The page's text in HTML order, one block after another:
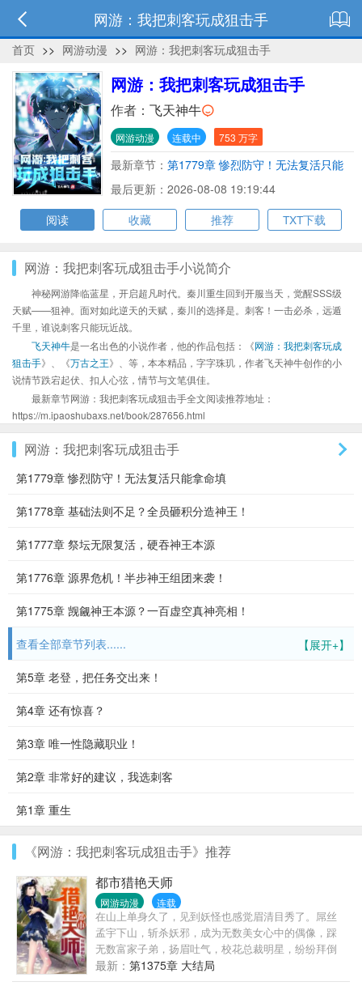
网游：我把刺客玩成狙击手
首页 >> 网游动漫 >> 网游：我把刺客玩成狙击手
网游：我把刺客玩成狙击手
作者： 飞天神牛
网游动漫 连载中 753 万字
最新章节： 第1779章 惨烈防守！无法复活只能
拿命填
最后更新：2026-08-08 19:19:44
阅读
收藏 推荐 TXT下载
网游：我把刺客玩成狙击手小说简介
神秘网游降临蓝星，开启超凡时代。秦川重生回到开服当天，觉醒SSS级
天赋——狙神。面对如此逆天的天赋，秦川的选择是。刺客！一击必杀，远遁
千里，谁说刺客只能玩近战。
飞天神牛是一名出色的小说作者，他的作品包括：《网游：我把刺客玩成
狙击手》、《万古之王》、等，本本精品，字字珠玑，作者飞天神牛创作的小
说情节跌宕起伏、扣人心弦，情节与文笔俱佳。
最新章节网游：我把刺客玩成狙击手全文阅读推荐地址：
https://m.ipaoshubaxs.net/book/287656.html
网游：我把刺客玩成狙击手
第1779章 惨烈防守！无法复活只能拿命填
第1778章 基础法则不足？全员砸积分造神王！
第1777章 祭坛无限复活，硬吞神王本源
第1776章 源界危机！半步神王组团来袭！
第1775章 觊觎神王本源？一百虚空真神亮相！
【展开+】
查看全部章节列表......
第5章 老登，把任务交出来！
第4章 还有惊喜？
第3章 唯一性隐藏职业！
第2章 非常好的建议，我选刺客
第1章 重生
《网游：我把刺客玩成狙击手》推荐
都市猎艳天师
网游动漫 连载
在山上单身久了，见到妖怪也感觉眉清目秀了。屌丝
孟宇下山，斩杀妖邪，成为无数美女心中的偶像，踩
无数富家子弟，扬眉吐气，校花总裁明星，纷纷拜倒
在他的牛仔裤下。手持戮仙剑，斩仙，灭魔，翻江倒
海……
最新： 第1375章 大结局